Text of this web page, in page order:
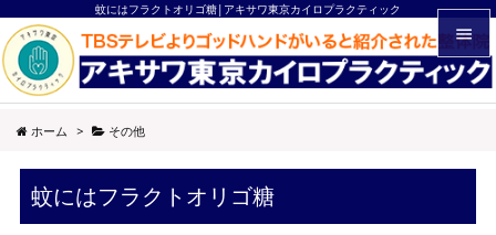
蚊にはフラクトオリゴ糖|アキサワ東京カイロプラクティック


メニュ
ホーム > その他
蚊にはフラクトオリゴ糖